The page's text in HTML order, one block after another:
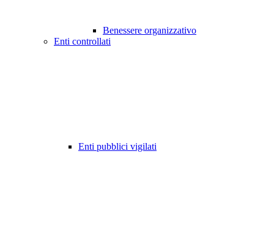
Benessere organizzativo
Enti controllati
Enti pubblici vigilati